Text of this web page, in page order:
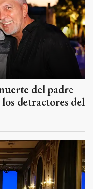
del padre
detractores del